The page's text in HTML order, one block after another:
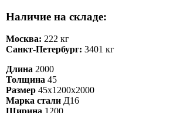
Наличие на складе:
Москва: 222 кг
Санкт-Петербург: 3401 кг
Длина 2000
Толщина 45
Размер 45х1200х2000
Марка стали Д16